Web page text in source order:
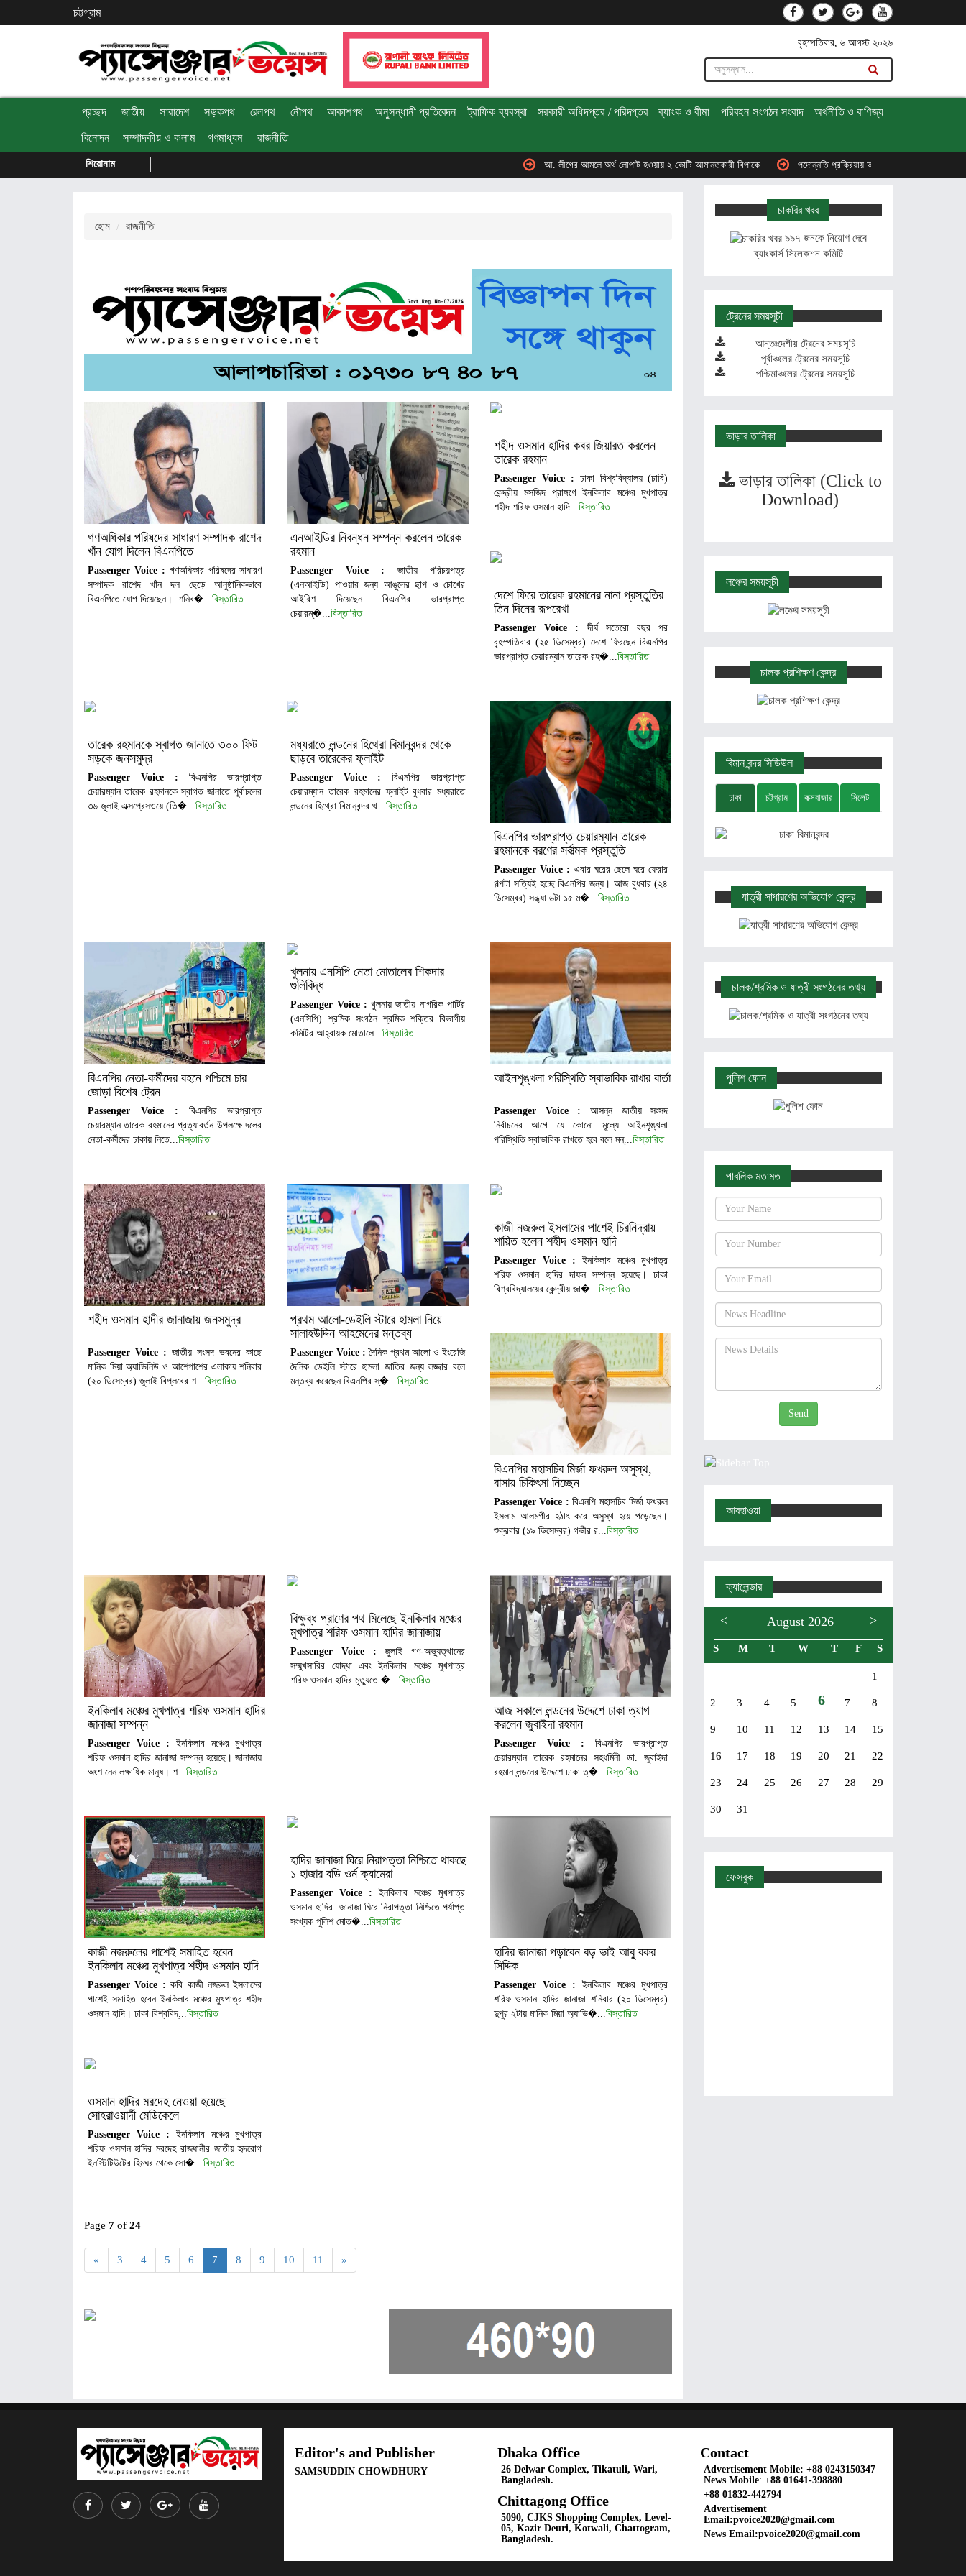
চট্টগ্রাম
বৃহস্পতিবার, ৬ আগস্ট ২০২৬
প্রচ্ছদ জাতীয় সারাদেশ সড়কপথ রেলপথ নৌপথ আকাশপথ অনুসন্ধানী প্রতিবেদন ট্রাফিক ব্যবস্থা সরকারী অধিদপ্তর / পরিদপ্তর ব্যাংক ও বীমা পরিবহন সংগঠন সংবাদ অর্থনীতি ও বাণিজ্য
বিনোদন সম্পাদকীয় ও কলাম গণমাধ্যম রাজনীতি
শিরোনাম আ. লীগের আমলে অর্থ লোপাট হওয়ায় ২ কোটি আমানতকারী বিপাকে পদোন্নতি প্রক্রিয়ায় অনিয়ম-দুর্নীতি,বিমানের সব পদোন্নতি স্থগিত
হোম রাজনীতি
গণঅধিকার পরিষদের সাধারণ সম্পাদক রাশেদ
খাঁন যোগ দিলেন বিএনপিতে
Passenger Voice : গণঅধিকার পরিষদের সাধারণ
সম্পাদক রাশেদ খাঁন দল ছেড়ে আনুষ্ঠানিকভাবে
বিএনপিতে যোগ দিয়েছেন। শনিব�...বিস্তারিত
এনআইডির নিবন্ধন সম্পন্ন করলেন তারেক
রহমান
Passenger Voice : জাতীয় পরিচয়পত্র
(এনআইডি) পাওয়ার জন্য আঙুলের ছাপ ও চোখের
আইরিশ দিয়েছেন বিএনপির ভারপ্রাপ্ত
চেয়ারম্�...বিস্তারিত
শহীদ ওসমান হাদির কবর জিয়ারত করলেন
তারেক রহমান
Passenger Voice : ঢাকা বিশ্ববিদ্যালয় (ঢাবি)
কেন্দ্রীয় মসজিদ প্রাঙ্গণে ইনকিলাব মঞ্চের মুখপাত্র
শহীদ শরিফ ওসমান হাদি...বিস্তারিত
দেশে ফিরে তারেক রহমানের নানা প্রস্তুতির
তিন দিনের রূপরেখা
Passenger Voice : দীর্ঘ সতেরো বছর পর
বৃহস্পতিবার (২৫ ডিসেম্বর) দেশে ফিরছেন বিএনপির
ভারপ্রাপ্ত চেয়ারম্যান তারেক রহ�...বিস্তারিত
তারেক রহমানকে স্বাগত জানাতে ৩০০ ফিট
সড়কে জনসমুদ্র
Passenger Voice : বিএনপির ভারপ্রাপ্ত
চেয়ারম্যান তারেক রহমানকে স্বাগত জানাতে পূর্বাচলের
৩৬ জুলাই এক্সপ্রেসওয়ে (তি�...বিস্তারিত
মধ্যরাতে লন্ডনের হিথ্রো বিমানবন্দর থেকে
ছাড়বে তারেকের ফ্লাইট
Passenger Voice : বিএনপির ভারপ্রাপ্ত
চেয়ারম্যান তারেক রহমানের ফ্লাইট বুধবার মধ্যরাতে
লন্ডনের হিথ্রো বিমানবন্দর থ...বিস্তারিত
বিএনপির ভারপ্রাপ্ত চেয়ারম্যান তারেক
রহমানকে বরণের সর্বাত্মক প্রস্তুতি
Passenger Voice : এবার ঘরের ছেলে ঘরে ফেরার
গল্পটা সত্যিই হচ্ছে বিএনপির জন্য। আজ বুধবার (২৪
ডিসেম্বর) সন্ধ্যা ৬টা ১৫ ম�...বিস্তারিত
বিএনপির নেতা-কর্মীদের বহনে পশ্চিমে চার
জোড়া বিশেষ ট্রেন
Passenger Voice : বিএনপির ভারপ্রাপ্ত
চেয়ারম্যান তারেক রহমানের প্রত্যাবর্তন উপলক্ষে দলের
নেতা-কর্মীদের ঢাকায় নিতে...বিস্তারিত
খুলনায় এনসিপি নেতা মোতালেব শিকদার
গুলিবিদ্ধ
Passenger Voice : খুলনায় জাতীয় নাগরিক পার্টির
(এনসিপি) শ্রমিক সংগঠন শ্রমিক শক্তির বিভাগীয়
কমিটির আহ্বায়ক মোতালে...বিস্তারিত
আইনশৃঙ্খলা পরিস্থিতি স্বাভাবিক রাখার বার্তা
Passenger Voice : আসন্ন জাতীয় সংসদ
নির্বাচনের আগে যে কোনো মূল্যে আইনশৃঙ্খলা
পরিস্থিতি স্বাভাবিক রাখতে হবে বলে মন্...বিস্তারিত
শহীদ ওসমান হাদীর জানাজায় জনসমুদ্র
Passenger Voice : জাতীয় সংসদ ভবনের কাছে
মানিক মিয়া অ্যাভিনিউ ও আশেপাশের এলাকায় শনিবার
(২০ ডিসেম্বর) জুলাই বিপ্লবের শ...বিস্তারিত
প্রথম আলো-ডেইলি স্টারে হামলা নিয়ে
সালাহউদ্দিন আহমেদের মন্তব্য
Passenger Voice : দৈনিক প্রথম আলো ও ইংরেজি
দৈনিক ডেইলি স্টারে হামলা জাতির জন্য লজ্জার বলে
মন্তব্য করেছেন বিএনপির স্�...বিস্তারিত
কাজী নজরুল ইসলামের পাশেই চিরনিদ্রায়
শায়িত হলেন শহীদ ওসমান হাদি
Passenger Voice : ইনকিলাব মঞ্চের মুখপাত্র
শরিফ ওসমান হাদির দাফন সম্পন্ন হয়েছে। ঢাকা
বিশ্ববিদ্যালয়ের কেন্দ্রীয় জা�...বিস্তারিত
বিএনপির মহাসচিব মির্জা ফখরুল অসুস্থ,
বাসায় চিকিৎসা নিচ্ছেন
Passenger Voice : বিএনপি মহাসচিব মির্জা ফখরুল
ইসলাম আলমগীর হঠাৎ করে অসুস্থ হয়ে পড়েছেন।
শুক্রবার (১৯ ডিসেম্বর) গভীর র...বিস্তারিত
ইনকিলাব মঞ্চের মুখপাত্র শরিফ ওসমান হাদির
জানাজা সম্পন্ন
Passenger Voice : ইনকিলাব মঞ্চের মুখপাত্র
শরিফ ওসমান হাদির জানাজা সম্পন্ন হয়েছে। জানাজায়
অংশ নেন লক্ষাধিক মানুষ। শ...বিস্তারিত
বিক্ষুব্ধ প্রাণের পথ মিলেছে ইনকিলাব মঞ্চের
মুখপাত্র শরিফ ওসমান হাদির জানাজায়
Passenger Voice : জুলাই গণ-অভ্যুত্থানের
সম্মুখসারির যোদ্ধা এবং ইনকিলাব মঞ্চের মুখপাত্র
শরিফ ওসমান হাদির মৃত্যুতে �...বিস্তারিত
আজ সকালে লন্ডনের উদ্দেশে ঢাকা ত্যাগ
করলেন জুবাইদা রহমান
Passenger Voice : বিএনপির ভারপ্রাপ্ত
চেয়ারম্যান তারেক রহমানের সহধর্মিনী ডা. জুবাইদা
রহমান লন্ডনের উদ্দেশে ঢাকা ত্�...বিস্তারিত
কাজী নজরুলের পাশেই সমাহিত হবেন
ইনকিলাব মঞ্চের মুখপাত্র শহীদ ওসমান হাদি
Passenger Voice : কবি কাজী নজরুল ইসলামের
পাশেই সমাহিত হবেন ইনকিলাব মঞ্চের মুখপাত্র শহীদ
ওসমান হাদি। ঢাকা বিশ্ববিদ্...বিস্তারিত
হাদির জানাজা ঘিরে নিরাপত্তা নিশ্চিতে থাকছে
১ হাজার বডি ওর্ন ক্যামেরা
Passenger Voice : ইনকিলাব মঞ্চের মুখপাত্র
ওসমান হাদির জানাজা ঘিরে নিরাপত্তা নিশ্চিতে পর্যাপ্ত
সংখ্যক পুলিশ মোত�...বিস্তারিত
হাদির জানাজা পড়াবেন বড় ভাই আবু বকর
সিদ্দিক
Passenger Voice : ইনকিলাব মঞ্চের মুখপাত্র
শরিফ ওসমান হাদির জানাজা শনিবার (২০ ডিসেম্বর)
দুপুর ২টায় মানিক মিয়া অ্যাভি�...বিস্তারিত
ওসমান হাদির মরদেহ নেওয়া হয়েছে
সোহরাওয়ার্দী মেডিকেলে
Passenger Voice : ইনকিলাব মঞ্চের মুখপাত্র
শরিফ ওসমান হাদির মরদেহ রাজধানীর জাতীয় হৃদরোগ
ইনস্টিটিউটের হিমঘর থেকে সো�...বিস্তারিত
Page 7 of 24
« 3 4 5 6 7 8 9 10 11 »
চাকরির খবর
৯৯৭ জনকে নিয়োগ দেবে
ব্যাংকার্স সিলেকশন কমিটি
ট্রেনের সময়সূচী
আন্তঃদেশীয় ট্রেনের সময়সূচি
পূর্বাঞ্চলের ট্রেনের সময়সূচি
পশ্চিমাঞ্চলের ট্রেনের সময়সূচি
ভাড়ার তালিকা
ভাড়ার তালিকা (Click to
Download)
লঞ্চের সময়সূচী
চালক প্রশিক্ষণ কেন্দ্র
বিমান বন্দর সিডিউল
ঢাকা চট্টগ্রাম কক্সবাজার সিলেট
যাত্রী সাধারণের অভিযোগ কেন্দ্র
চালক/শ্রমিক ও যাত্রী সংগঠনের তথ্য
পুলিশ ফোন
পাবলিক মতামত
Send
আবহাওয়া
ক্যালেন্ডার
< August 2026 >
S M T W T F S
1
2 3 4 5 6 7 8
9 10 11 12 13 14 15
16 17 18 19 20 21 22
23 24 25 26 27 28 29
30 31
ফেসবুক
Editor's and Publisher
SAMSUDDIN CHOWDHURY
Dhaka Office
26 Delwar Complex, Tikatuli, Wari,
Bangladesh.
Chittagong Office
5090, CJKS Shopping Complex, Level-
05, Kazir Deuri, Kotwali, Chattogram,
Bangladesh.
Contact
Advertisement Mobile: +88 0243150347
News Mobile:+88 01641-398880
+88 01832-442794
Advertisement
Email:pvoice2020@gmail.com
News Email:pvoice2020@gmail.com